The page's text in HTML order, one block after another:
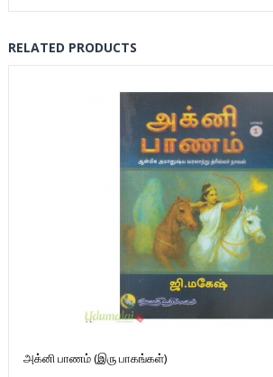
RELATED PRODUCTS
அக்னி பாணம் (இரு பாகங்கள்)